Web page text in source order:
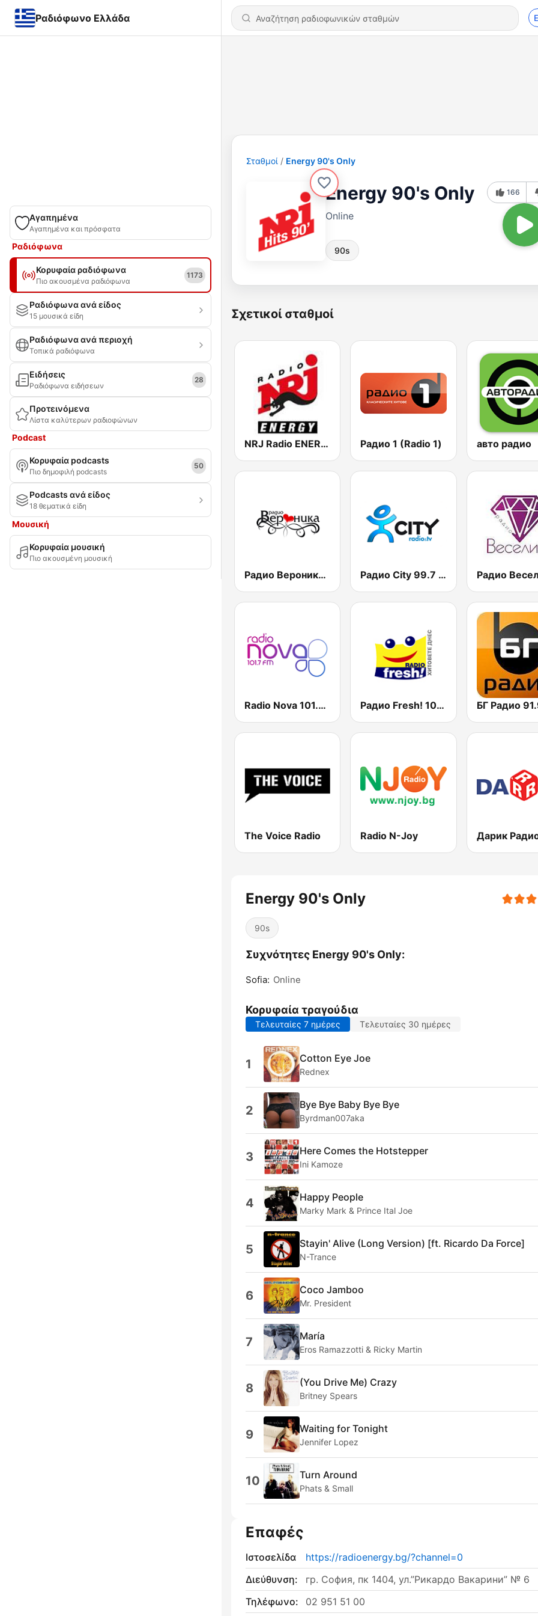
Ραδιόφωνο Ελλάδα
Αγαπημένα
Αγαπημένα και πρόσφατα
Ραδιόφωνα
Κορυφαία ραδιόφωνα
Πιο ακουσμένα ραδιόφωνα
1173
Ραδιόφωνα ανά είδος
15 μουσικά είδη
Ραδιόφωνα ανά περιοχή
Τοπικά ραδιόφωνα
Ειδήσεις
Ραδιόφωνα ειδήσεων
28
Προτεινόμενα
Λίστα καλύτερων ραδιοφώνων
Podcast
Κορυφαία podcasts
Πιο δημοφιλή podcasts
50
Podcasts ανά είδος
18 θεματικά είδη
Μουσική
Κορυφαία μουσική
Πιο ακουσμένη μουσική
Σταθμοί Energy 90's Only
Energy 90's Only
Online
90s
166
Σχετικοί σταθμοί
NRJ Radio ENERGY Радио 1 (Radio 1) авто радио
Радио Вероника 96.7 (Radio Veronika) Радио City 99.7 FM
Radio Nova 101.7 FM Радио Fresh! 100.3 FM
The Voice Radio Radio N-Joy
Energy 90's Only
90s
Συχνότητες Energy 90's Only:
Sofia: Online
Κορυφαία τραγούδια
Τελευταίες 7 ημέρες Τελευταίες 30 ημέρες
1 Cotton Eye Joe
Rednex
2 Bye Bye Baby Bye Bye
Byrdman007aka
3 Here Comes the Hotstepper
Ini Kamoze
4 Happy People
Marky Mark & Prince Ital Joe
5 Stayin' Alive (Long Version) [ft. Ricardo Da Force]
N-Trance
6 Coco Jamboo
Mr. President
7 María
Eros Ramazzotti & Ricky Martin
8 (You Drive Me) Crazy
Britney Spears
9 Waiting for Tonight
Jennifer Lopez
10 Turn Around
Phats & Small
Επαφές
Ιστοσελίδα
https://radioenergy.bg/?channel=0
Διεύθυνση:
гр. София, пк 1404, ул.”Рикардо Вакарини” № 6
Τηλέφωνο:
02 951 51 00